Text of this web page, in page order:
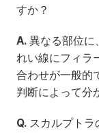
すか？
A. 異なる部位に
れい線にフィラ
合わせが一般的
判断によって分
Q. スカルプトラ